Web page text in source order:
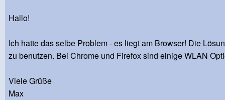
Hallo!
Ich hatte das selbe Problem - es liegt am Browser! Die
zu benutzen. Bei Chrome und Firefox sind einige WLAN
Viele Grüße
Max